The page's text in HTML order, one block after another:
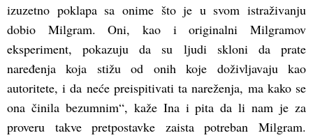
izuzetno poklapa sa onime što je u svom istraživanju
dobio Milgram. Oni, kao i originalni Milgramov
eksperiment, pokazuju da su ljudi skloni da prate
naređenja koja stižu od onih koje doživljavaju kao
autoritete, i da neće preispitivati ta nareženja, ma kako se
ona činila bezumnim“, kaže Ina i pita da li nam je za
proveru takve pretpostavke zaista potreban Milgram.